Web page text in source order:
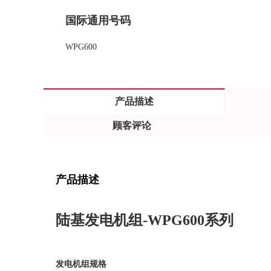
国际通用号码
WPG600
产品描述
顾客评论
产品描述
陆基发电机组-WPG600系列
发电机组规格